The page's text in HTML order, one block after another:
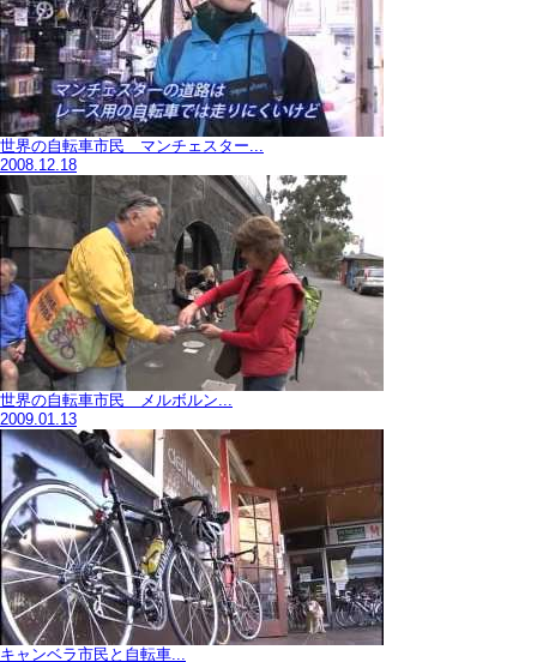
世界の自転車市民 マンチェスター...
2008.12.18
世界の自転車市民 メルボルン...
2009.01.13
キャンベラ市民と自転車...